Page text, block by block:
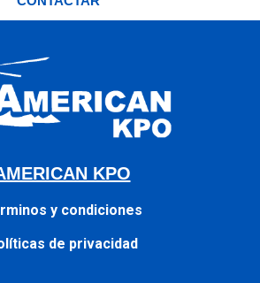
KPO
y condiciones
de privacidad